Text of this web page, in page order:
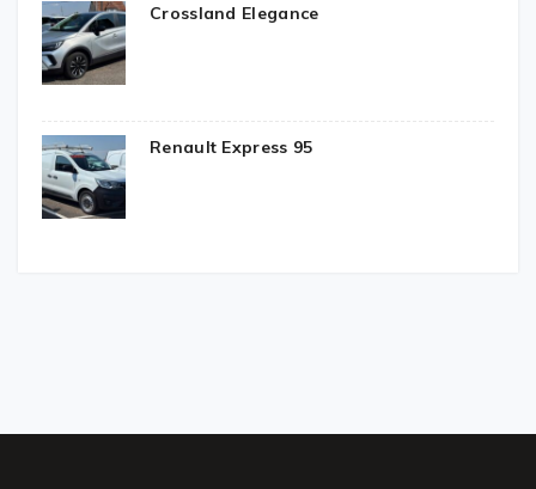
Crossland Elegance
Renault Express 95